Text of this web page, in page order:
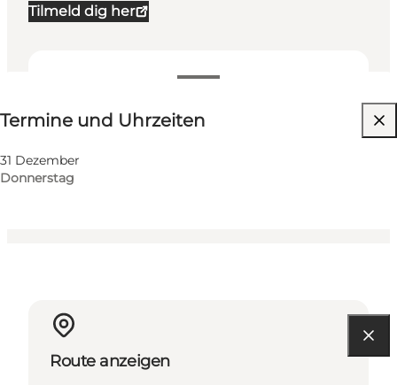
Tilmeld dig her
Termine und Uhrzeiten
Termine und Uhrzeiten
31 Dezember
Donnerstag
Website besuchen
Mir selbst
Route anzeigen